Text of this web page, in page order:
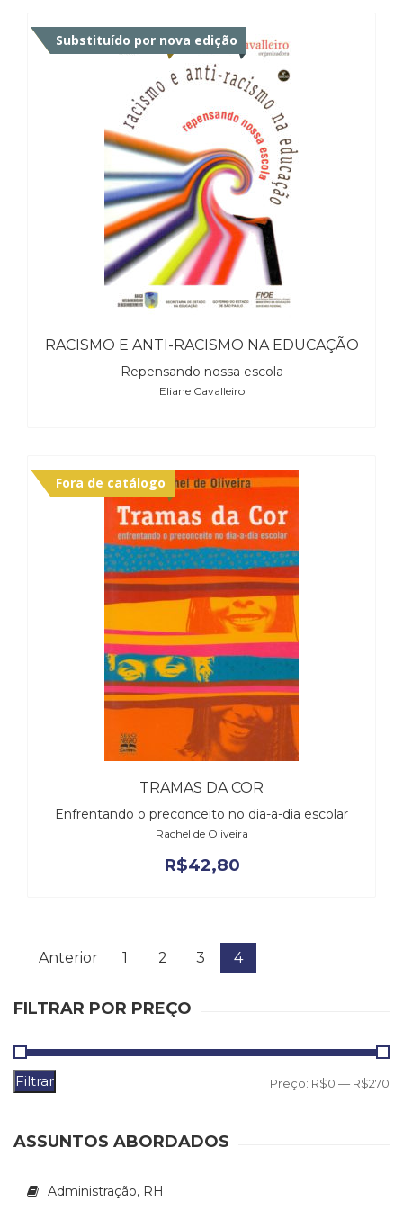
Fora de catálogo
Substituído por nova edição
RACISMO E ANTI-RACISMO NA EDUCAÇÃO
Repensando nossa escola
Eliane Cavalleiro
Fora de catálogo
TRAMAS DA COR
Enfrentando o preconceito no dia-a-dia escolar
Rachel de Oliveira
R$42,80
Anterior 1 2 3 4
FILTRAR POR PREÇO
Filtrar Preço: R$0 — R$270
ASSUNTOS ABORDADOS
Administração, RH